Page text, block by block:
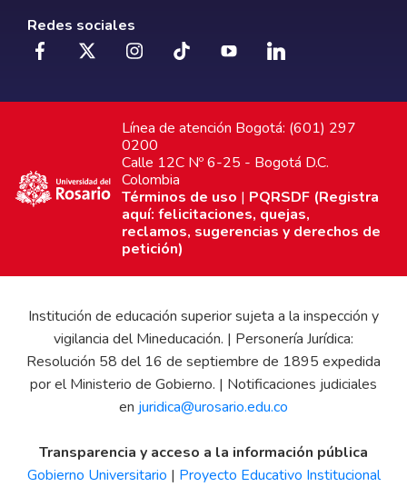
Redes sociales
Línea de atención Bogotá: (601) 297
0200
Calle 12C Nº 6-25 - Bogotá D.C.
Colombia
Términos de uso | PQRSDF (Registra
aquí: felicitaciones, quejas,
reclamos, sugerencias y derechos de
petición)
Institución de educación superior sujeta a la inspección y
vigilancia del Mineducación. | Personería Jurídica:
Resolución 58 del 16 de septiembre de 1895 expedida
por el Ministerio de Gobierno. | Notificaciones judiciales
en juridica@urosario.edu.co
Transparencia y acceso a la información pública
Gobierno Universitario | Proyecto Educativo Institucional